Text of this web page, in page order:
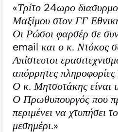
«Τρίτο 24ωρο
Μαξίμου στον ΓΓ
Οι Ρώσοι φαρσέρ σε
email και ο κ. Ντόκος
Απίστευτοι
απόρρητες
Ο κ. Μητσοτάκης είναι
Ο Πρωθυπουργός που
περιμένει να χτυπήσει
μεσημέρι.»